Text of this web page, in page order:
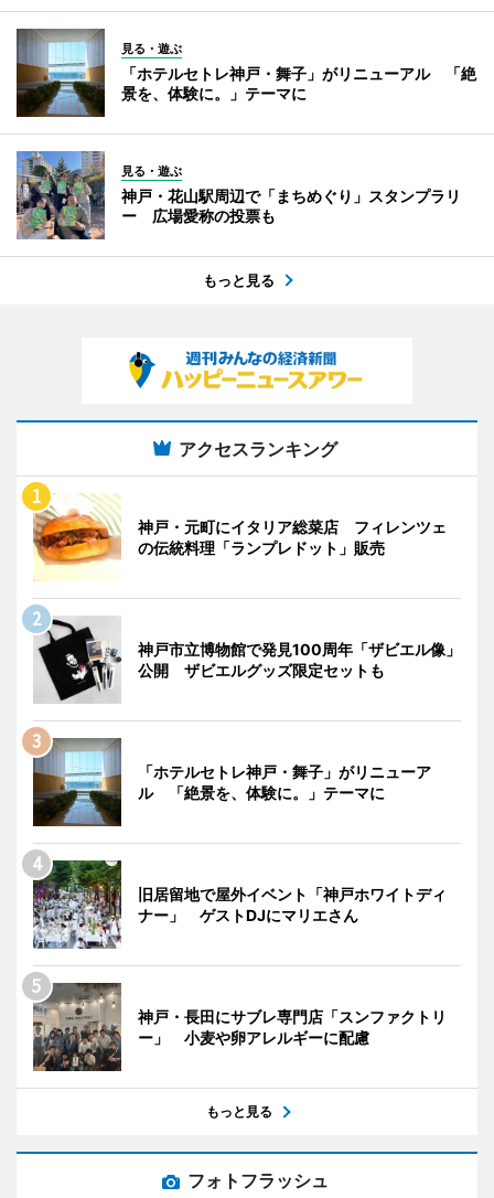
見る・遊ぶ
「ホテルセトレ神戸・舞子」がリニューアル 「絶
景を、体験に。」テーマに
見る・遊ぶ
神戸・花山駅周辺で「まちめぐり」スタンプラリ
ー 広場愛称の投票も
もっと見る
アクセスランキング
神戸・元町にイタリア総菜店 フィレンツェ
の伝統料理「ランプレドット」販売
神戸市立博物館で発見100周年「ザビエル像」
公開 ザビエルグッズ限定セットも
「ホテルセトレ神戸・舞子」がリニューア
ル 「絶景を、体験に。」テーマに
旧居留地で屋外イベント「神戸ホワイトディ
ナー」 ゲストDJにマリエさん
神戸・長田にサブレ専門店「スンファクトリ
ー」 小麦や卵アレルギーに配慮
もっと見る
フォトフラッシュ